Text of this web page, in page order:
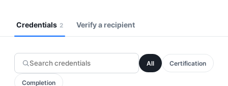
Credentials 2 Verify a recipient
All Certification
Completion